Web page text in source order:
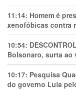
11:14: Homem é
xenofóbicas contra
10:54:
Bolsonaro, surta ao
10:17: Pesquisa
do governo Lula